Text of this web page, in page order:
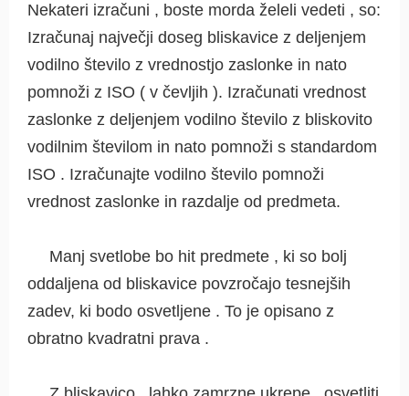
Nekateri izračuni , boste morda želeli vedeti , so:
Izračunaj največji doseg bliskavice z deljenjem
vodilno število z vrednostjo zaslonke in nato
pomnoži z ISO ( v čevljih ). Izračunati vrednost
zaslonke z deljenjem vodilno število z bliskovito
vodilnim številom in nato pomnoži s standardom
ISO . Izračunajte vodilno število pomnoži
vrednost zaslonke in razdalje od predmeta.
Manj svetlobe bo hit predmete , ki so bolj
oddaljena od bliskavice povzročajo tesnejših
zadev, ki bodo osvetljene . To je opisano z
obratno kvadratni prava .